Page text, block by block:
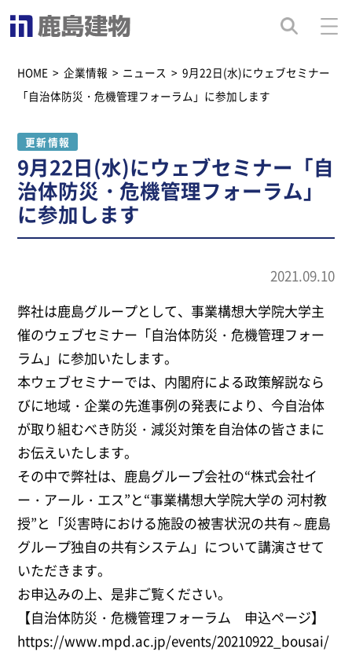
HOME > 企業情報 > ニュース > 9月22日(水)にウェブセミナー
「自治体防災・危機管理フォーラム」に参加します
更新情報
9月22日(水)にウェブセミナー「自
治体防災・危機管理フォーラム」
に参加します
2021.09.10
弊社は鹿島グループとして、事業構想大学院大学主
催のウェブセミナー「自治体防災・危機管理フォー
ラム」に参加いたします。
本ウェブセミナーでは、内閣府による政策解説なら
びに地域・企業の先進事例の発表により、今自治体
が取り組むべき防災・減災対策を自治体の皆さまに
お伝えいたします。
その中で弊社は、鹿島グループ会社の“株式会社イ
ー・アール・エス”と“事業構想大学院大学の 河村教
授”と「災害時における施設の被害状況の共有～鹿島
グループ独自の共有システム」について講演させて
いただきます。
お申込みの上、是非ご覧ください。
【自治体防災・危機管理フォーラム 申込ページ】
https://www.mpd.ac.jp/events/20210922_bousai/